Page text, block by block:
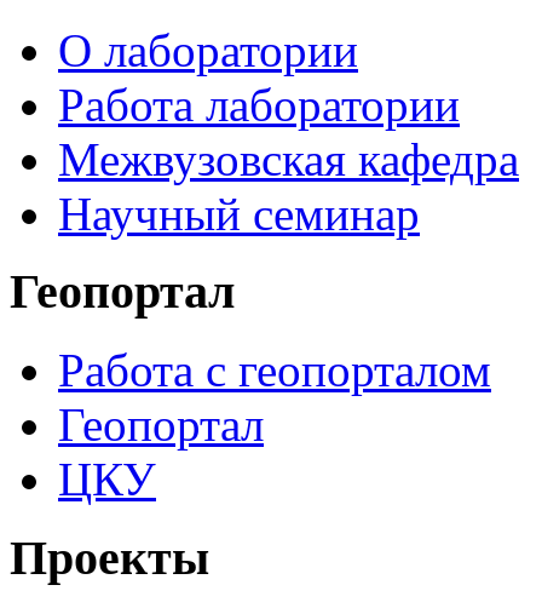
О лаборатории
Работа лаборатории
Межвузовская кафедра
Научный семинар
Геопортал
Работа с геопорталом
Геопортал
ЦКУ
Проекты